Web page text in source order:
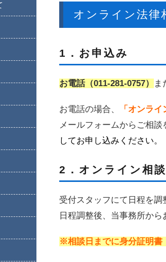
オンライン法律
1．お申込み
お電話（011-281-0757） ま
お電話の場合、 「オンラ
メールフォームからご相談
してお申し込みください。
2．オンライン相
受付スタッフにて日程を調
日程調整後、当事務所か
※相談日までに身分証明書